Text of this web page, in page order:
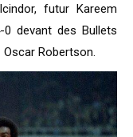
futur Kareem
0 devant des Bullets
Robertson.